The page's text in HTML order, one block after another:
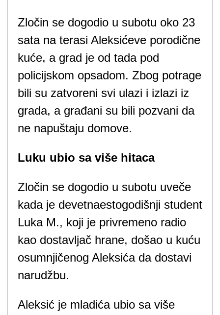
Zločin se dogodio u subotu oko 23
sata na terasi Aleksićeve porodične
kuće, a grad je od tada pod
policijskom opsadom. Zbog potrage
bili su zatvoreni svi ulazi i izlazi iz
grada, a građani su bili pozvani da
ne napuštaju domove.
Luku ubio sa više hitaca
Zločin se dogodio u subotu uveče
kada je devetnaestogodišnji student
Luka M., koji je privremeno radio
kao dostavljač hrane, došao u kuću
osumnjičenog Aleksića da dostavi
narudžbu.
Aleksić je mladića ubio sa više